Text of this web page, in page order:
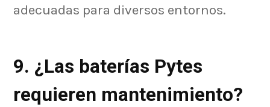
adecuadas para diversos entornos.
9. ¿Las baterías Pytes
requieren mantenimiento?